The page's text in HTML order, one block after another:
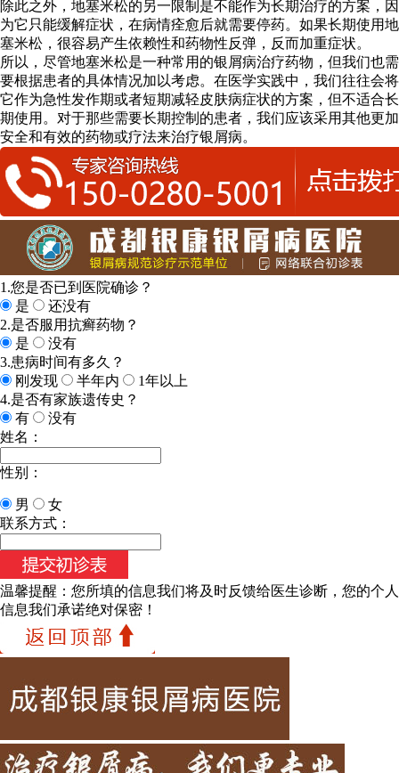
除此之外，地塞米松的另一限制是不能作为长期治疗的方案，因
为它只能缓解症状，在病情痊愈后就需要停药。如果长期使用地
塞米松，很容易产生依赖性和药物性反弹，反而加重症状。
所以，尽管地塞米松是一种常用的银屑病治疗药物，但我们也需
要根据患者的具体情况加以考虑。在医学实践中，我们往往会将
它作为急性发作期或者短期减轻皮肤病症状的方案，但不适合长
期使用。对于那些需要长期控制的患者，我们应该采用其他更加
安全和有效的药物或疗法来治疗银屑病。
1.您是否已到医院确诊？
是
还没有
2.是否服用抗癣药物？
是
没有
3.患病时间有多久？
刚发现
半年内
1年以上
4.是否有家族遗传史？
有
没有
姓名：
性别：
男
女
联系方式：
温馨提醒： 您所填的信息我们将及时反馈给医生诊断，您的个人
信息我们承诺绝对保密！